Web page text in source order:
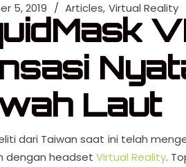
5, 2019 Articles Virtual Reality
Laut
dari Taiwan saat ini telah
dengan headsetVirtual Reality.